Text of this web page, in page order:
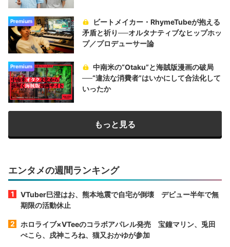
Premium
ビートメイカー・RhymeTubeが抱える
矛盾と祈り──オルタナティブなヒップホッ
プ／プロデューサー論
Premium
中南米の“Otaku”と海賊版漫画の破局
──“違法な消費者”はいかにして合法化して
いったか
もっと見る
エンタメの週間ランキング
VTuber巳澄はお、熊本地震で自宅が倒壊 デビュー半年で無
期限の活動休止
ホロライブ×VTeeのコラボアパレル発売 宝鐘マリン、兎田
ぺこら、戌神ころね、猫又おかゆが参加